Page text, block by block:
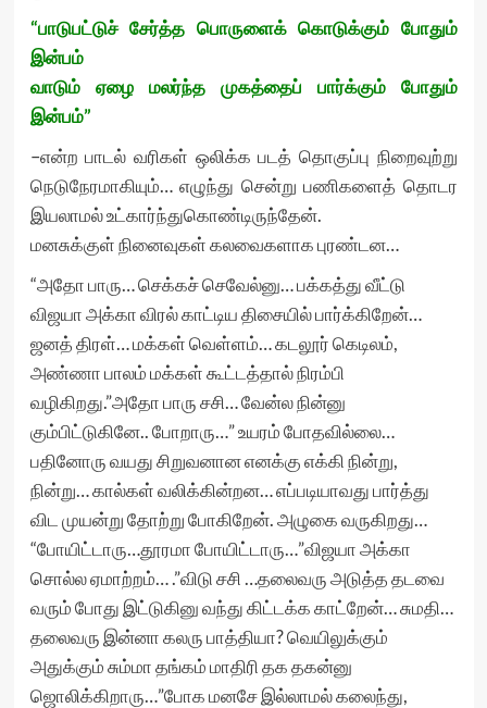
“பாடுபட்டுச் சேர்த்த பொருளைக் கொடுக்கும் போதும்
இன்பம்
வாடும் ஏழை மலர்ந்த முகத்தைப் பார்க்கும் போதும்
இன்பம்”
–என்ற பாடல் வரிகள் ஒலிக்க படத் தொகுப்பு நிறைவுற்று
நெடுநேரமாகியும்… எழுந்து சென்று பணிகளைத் தொடர
இயலாமல் உட்கார்ந்துகொண்டிருந்தேன்.
மனசுக்குள் நினைவுகள் கலவைகளாக புரண்டன…
“அதோ பாரு… செக்கச் செவேல்னு… பக்கத்து வீட்டு
விஜயா அக்கா விரல் காட்டிய திசையில் பார்க்கிறேன்…
ஜனத் திரள்… மக்கள் வெள்ளம்… கடலூர் கெடிலம்,
அண்ணா பாலம் மக்கள் கூட்டத்தால் நிரம்பி
வழிகிறது.”அதோ பாரு சசி… வேன்ல நின்னு
கும்பிட்டுகினே.. போறாரு…” உயரம் போதவில்லை…
பதினோரு வயது சிறுவனான எனக்கு எக்கி நின்று,
நின்று… கால்கள் வலிக்கின்றன… எப்படியாவது பார்த்து
விட முயன்று தோற்று போகிறேன். அழுகை வருகிறது…
“போயிட்டாரு…தூரமா போயிட்டாரு…”விஜயா அக்கா
சொல்ல ஏமாற்றம்… .”விடு சசி …தலைவரு அடுத்த தடவை
வரும் போது இட்டுகினு வந்து கிட்டக்க காட்றேன்… சுமதி…
தலைவரு இன்னா கலரு பாத்தியா? வெயிலுக்கும்
அதுக்கும் சும்மா தங்கம் மாதிரி தக தகன்னு
ஜொலிக்கிறாரு…”போக மனசே இல்லாமல் கலைந்து,